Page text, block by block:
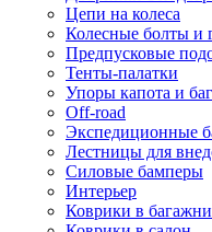
Цепи на колеса
Колесные болты и
Предпусковые
Тенты-палатки
Упоры капота и
Off-road
Экспедиционные
Лестницы для
Силовые бамперы
Интерьер
Коврики в